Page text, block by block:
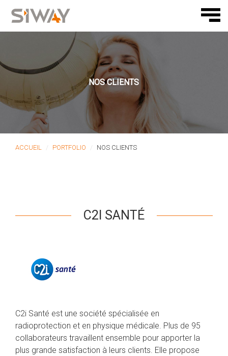
NOS CLIENTS
ACCUEIL PORTFOLIO NOS CLIENTS
C2I SANTÉ
C2i Santé est une société spécialisée en
radioprotection et en physique médicale. Plus de 95
collaborateurs travaillent ensemble pour apporter la
plus grande satisfaction à leurs clients. Elle propose